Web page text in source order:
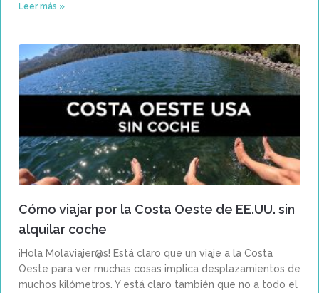
Leer más »
Cómo viajar por la Costa Oeste de EE.UU. sin
alquilar coche
¡Hola Molaviajer@s! Está claro que un viaje a la Costa
Oeste para ver muchas cosas implica desplazamientos de
muchos kilómetros. Y está claro también que no a todo el